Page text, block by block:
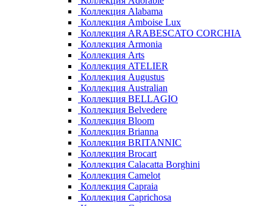
Коллекция Alabama
Коллекция Amboise Lux
Коллекция ARABESCATO CORCHIA
Коллекция Armonia
Коллекция Arts
Коллекция ATELIER
Коллекция Augustus
Коллекция Australian
Коллекция BELLAGIO
Коллекция Belvedere
Коллекция Bloom
Коллекция Brianna
Коллекция BRITANNIC
Коллекция Brocart
Коллекция Calacatta Borghini
Коллекция Camelot
Коллекция Capraia
Коллекция Caprichosa